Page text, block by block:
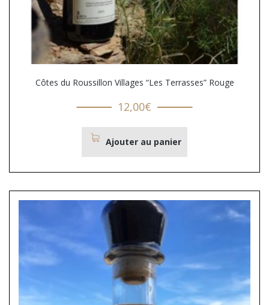
Côtes du Roussillon Villages “Les Terrasses” Rouge
12,00€
Ajouter au panier